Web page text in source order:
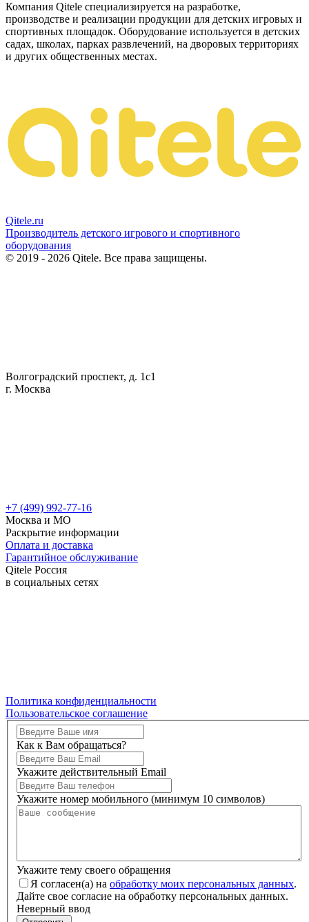
Компания Qitele специализируется на разработке,
производстве и реализации продукции для детских игровых и
спортивных площадок. Оборудование используется в детских
садах, школах, парках развлечений, на дворовых территориях
и других общественных местах.
Qitele.ru
Производитель детского игрового и спортивного
оборудования
© 2019 - 2026 Qitele. Все права защищены.
Волгоградский проспект, д. 1с1
г. Москва
+7 (499) 992-77-16
Москва и МО
Раскрытие информации
Оплата и доставка
Гарантийное обслуживание
Qitele Россия
в социальных сетях
Политика конфиденциальности
Пользовательское соглашение
Как к Вам обращаться?
Укажите действительный Email
Укажите номер мобильного (минимум 10 символов)
Укажите тему своего обращения
Я согласен(а) на обработку моих персональных данных.
Дайте свое согласие на обработку персональных данных.
Неверный ввод